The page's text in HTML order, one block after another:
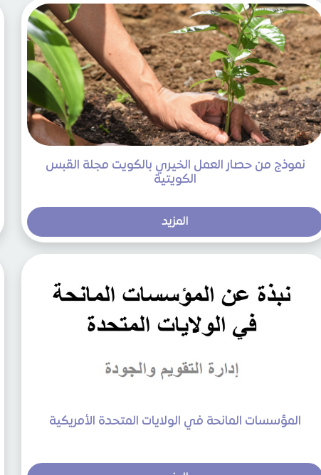
نموذج من حصار العمل الخيري بالكويت مجلة القبس
الكويتية
المزيد
المؤسسات المانحة في الولايات المتحدة الأمريكية